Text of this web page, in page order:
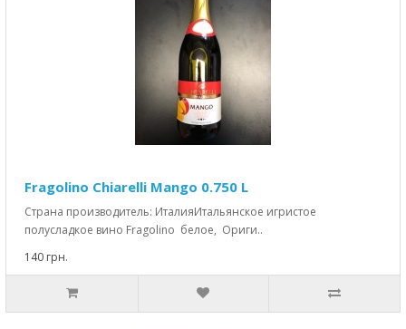
Fragolino Chiarelli Mango 0.750 L
Страна производитель: ИталияИтальянское игристое
полусладкое вино Fragolino белое, Ориги..
140 грн.